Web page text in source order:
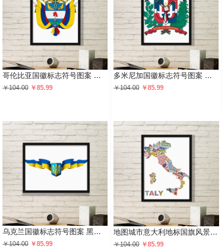
哥伦比亚国徽标志符号图案 黑色简约装饰画家居装饰画框礼品礼物
￥104.00 ￥85.99
多米尼加国徽标志符号图案 黑色简约装饰画家居装饰画框礼品礼物
￥104.00 ￥85.99
乌克兰国徽标志符号图案 黑色简约装饰画家居装饰画框礼品礼物
￥104.00 ￥85.99
地图城市意大利地标国旗风景名胜人文风俗插画图案 黑色简约装饰画家居装饰画框礼品礼物
￥104.00 ￥85.99